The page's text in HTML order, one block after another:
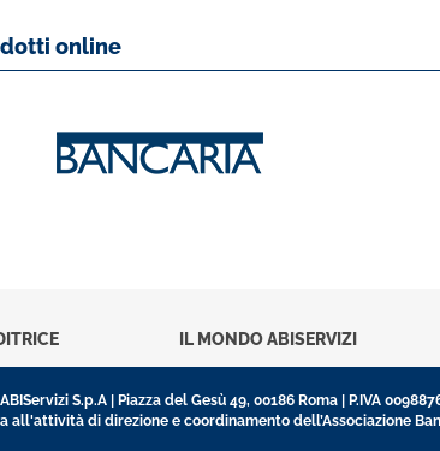
online
IL MONDO ABISERVIZI
S.p.A | Piazza del Gesù 49, 00186 Roma | P.IVA
all'attività di direzione e coordinamento dell’Associazione